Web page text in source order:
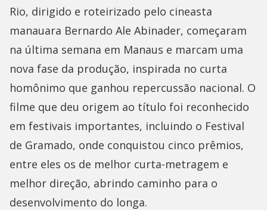
Rio, dirigido e roteirizado pelo cineasta
manauara Bernardo Ale Abinader, começaram
na última semana em Manaus e marcam uma
nova fase da produção, inspirada no curta
homônimo que ganhou repercussão nacional. O
filme que deu origem ao título foi reconhecido
em festivais importantes, incluindo o Festival
de Gramado, onde conquistou cinco prêmios,
entre eles os de melhor curta-metragem e
melhor direção, abrindo caminho para o
desenvolvimento do longa.